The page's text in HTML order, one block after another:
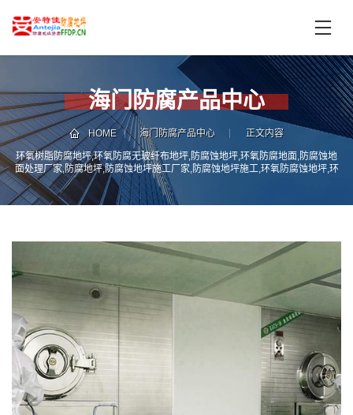
页
中
心
技
术
支
持
服
务
案
讯
务
域
联
系
我
们
电
话
咨
询
海门防腐产品中心
HOME 海门防腐产品中心 正文内容
环氧树脂防腐地坪,环氧防腐无玻纤布地坪,防腐蚀地坪,环氧防腐地面,防腐蚀地
面处理厂家,防腐地坪,防腐蚀地坪施工厂家,防腐蚀地坪施工,环氧防腐蚀地坪,环
氧乙烯基防腐蚀地坪